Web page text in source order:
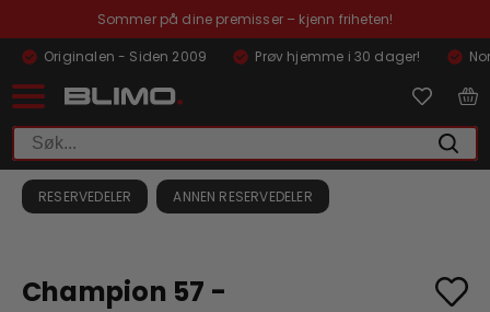
Sommer på dine premisser – kjenn friheten!
Originalen - Siden 2009
Prøv hjemme i 30 dager!
RESERVEDELER ANNEN RESERVEDELER
Champion 57 -